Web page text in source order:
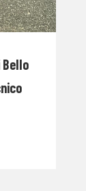
Bello